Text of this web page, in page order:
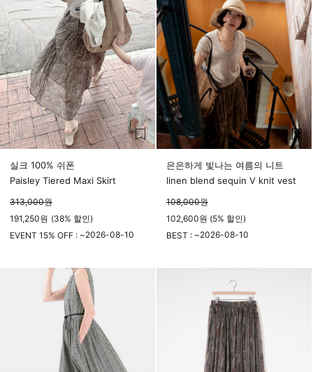
실크 100% 쉬폰
Paisley Tiered Maxi Skirt
313,000원
191,250원 (38% 할인)
EVENT 15% OFF : ~2026-08-10
은은하게 빛나는 여름의 니트
linen blend sequin V knit vest
108,000원
102,600원 (5% 할인)
BEST : ~2026-08-10